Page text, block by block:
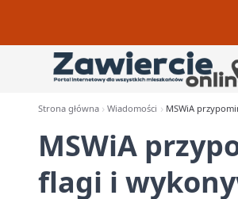
Strona główna Wiadomości MSWiA
MSWiA
flagi i